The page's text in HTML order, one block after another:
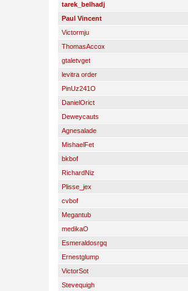
tarek_belhadj
Paul Vincent
Victormju
ThomasAccox
gtaletvget
levitra order
PinUz241O
DanielOrict
Deweycauts
Agnesalade
MishaelFet
bkbof
RichardNiz
Plisse_jex
cvbof
Megantub
medikaO
Esmeraldosrgq
Ernestglump
VictorSot
Stevequigh